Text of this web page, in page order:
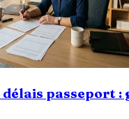
passeport :